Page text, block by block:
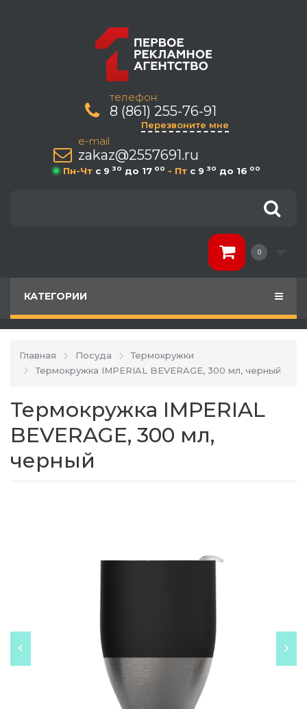
телефон:
8 (861) 255-76-91
Перезвоните мне
e-mail
zakaz@2557691.ru
Пн-Чт c 9 30 до 17 00 - Пт c 9 30 до 16 00
0
КАТЕГОРИИ
Главная Посуда
Термокружки
Термокружка IMPERIAL BEVERAGE, 300 мл, черный
Термокружка IMPERIAL
BEVERAGE, 300 мл,
черный